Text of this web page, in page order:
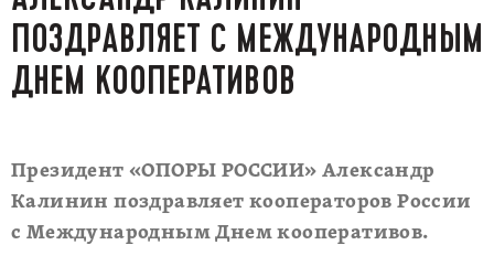
ПОЗДРАВЛЯЕТ С МЕЖДУНАРОДНЫМ
ДНЕМ КООПЕРАТИВОВ
Президент «ОПОРЫ РОССИИ» Александр
Калинин поздравляет кооператоров России
с Международным Днем кооперативов.